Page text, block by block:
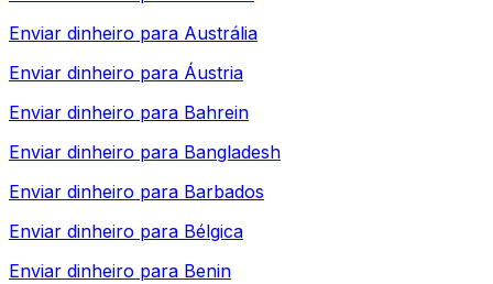
Enviar dinheiro para Austrália
Enviar dinheiro para Áustria
Enviar dinheiro para Bahrein
Enviar dinheiro para Bangladesh
Enviar dinheiro para Barbados
Enviar dinheiro para Bélgica
Enviar dinheiro para Benin